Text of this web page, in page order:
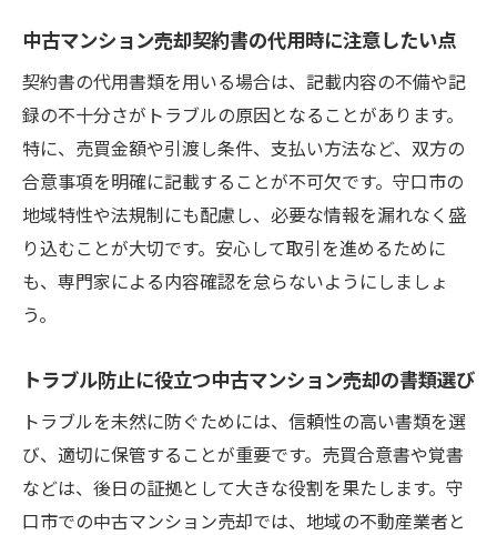
中古マンション売却契約書の代用時に注意したい点
契約書の代用書類を用いる場合は、記載内容の不備や記
録の不十分さがトラブルの原因となることがあります。
特に、売買金額や引渡し条件、支払い方法など、双方の
合意事項を明確に記載することが不可欠です。守口市の
地域特性や法規制にも配慮し、必要な情報を漏れなく盛
り込むことが大切です。安心して取引を進めるために
も、専門家による内容確認を怠らないようにしましょ
う。
トラブル防止に役立つ中古マンション売却の書類選び
トラブルを未然に防ぐためには、信頼性の高い書類を選
び、適切に保管することが重要です。売買合意書や覚書
などは、後日の証拠として大きな役割を果たします。守
口市での中古マンション売却では、地域の不動産業者と